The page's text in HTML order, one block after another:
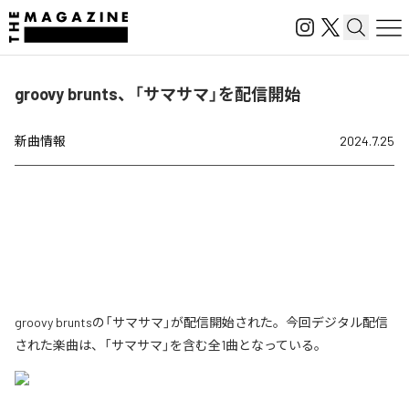
groovy brunts、「サマサマ」を配信開始
新曲情報 2024.7.25
groovy bruntsの「サマサマ」が配信開始された。今回デジタル配信
された楽曲は、「サマサマ」を含む全1曲となっている。